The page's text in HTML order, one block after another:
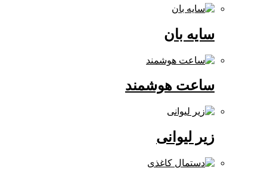
ساعت هوشمند
زیر لیوانی